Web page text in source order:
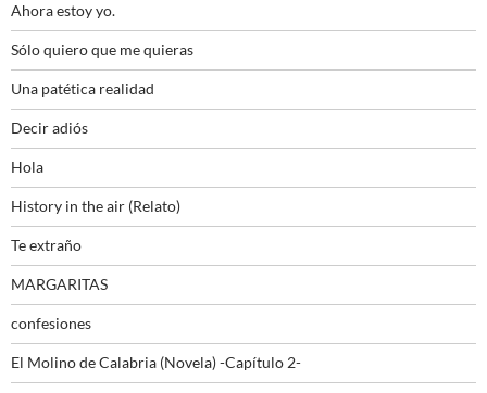
Ahora estoy yo.
Sólo quiero que me quieras
Una patética realidad
Decir adiós
Hola
History in the air (Relato)
Te extraño
MARGARITAS
confesiones
El Molino de Calabria (Novela) -Capítulo 2-